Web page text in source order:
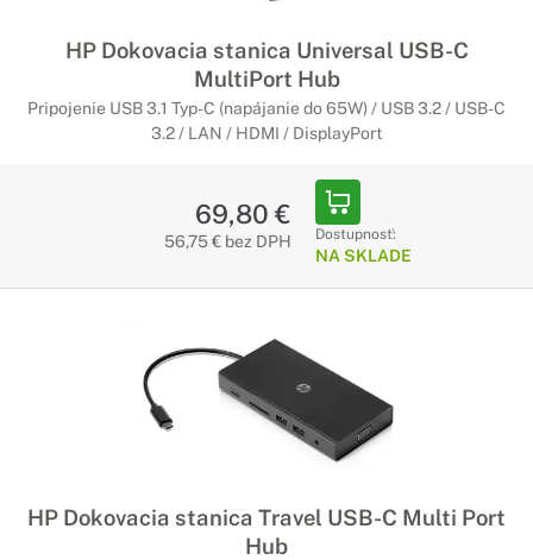
HP Dokovacia stanica Universal USB-C
MultiPort Hub
Pripojenie USB 3.1 Typ-C (napájanie do 65W) / USB 3.2 / USB-C
3.2 / LAN / HDMI / DisplayPort
69,80 €
56,75 € bez DPH Dostupnosť:
NA SKLADE
HP Dokovacia stanica Travel USB-C Multi Port
Hub